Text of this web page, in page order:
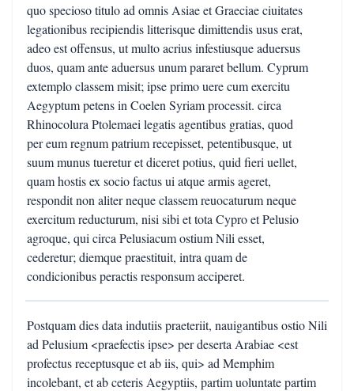
quo specioso titulo ad omnis Asiae et Graeciae ciuitates
legationibus recipiendis litterisque dimittendis usus erat,
adeo est offensus, ut multo acrius infestiusque aduersus
duos, quam ante aduersus unum pararet bellum. Cyprum
extemplo classem misit; ipse primo uere cum exercitu
Aegyptum petens in Coelen Syriam processit. circa
Rhinocolura Ptolemaei legatis agentibus gratias, quod
per eum regnum patrium recepisset, petentibusque, ut
suum munus tueretur et diceret potius, quid fieri uellet,
quam hostis ex socio factus ui atque armis ageret,
respondit non aliter neque classem reuocaturum neque
exercitum reducturum, nisi sibi et tota Cypro et Pelusio
agroque, qui circa Pelusiacum ostium Nili esset,
cederetur; diemque praestituit, intra quam de
condicionibus peractis responsum acciperet.
Postquam dies data indutiis praeteriit, nauigantibus ostio Nili
ad Pelusium <praefectis ipse> per deserta Arabiae <est
profectus receptusque et ab iis, qui> ad Memphim
incolebant, et ab ceteris Aegyptiis, partim uoluntate partim